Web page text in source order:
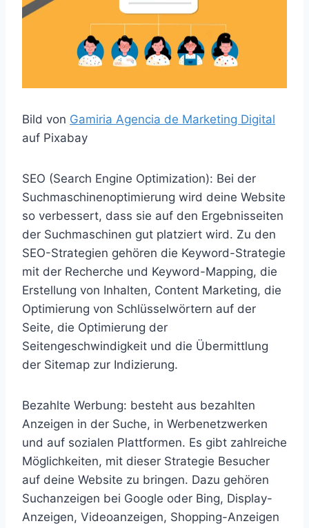
Bild von Gamiria Agencia de Marketing Digital
auf Pixabay
SEO (Search Engine Optimization): Bei der
Suchmaschinenoptimierung wird deine Website
so verbessert, dass sie auf den Ergebnisseiten
der Suchmaschinen gut platziert wird. Zu den
SEO-Strategien gehören die Keyword-Strategie
mit der Recherche und Keyword-Mapping, die
Erstellung von Inhalten, Content Marketing, die
Optimierung von Schlüsselwörtern auf der
Seite, die Optimierung der
Seitengeschwindigkeit und die Übermittlung
der Sitemap zur Indizierung.
Bezahlte Werbung: besteht aus bezahlten
Anzeigen in der Suche, in Werbenetzwerken
und auf sozialen Plattformen. Es gibt zahlreiche
Möglichkeiten, mit dieser Strategie Besucher
auf deine Website zu bringen. Dazu gehören
Suchanzeigen bei Google oder Bing, Display-
Anzeigen, Videoanzeigen, Shopping-Anzeigen